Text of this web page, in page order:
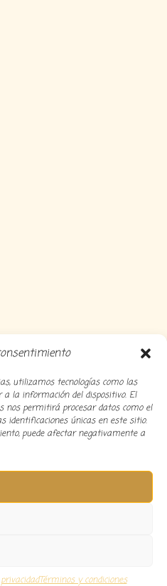
utilizamos tecnologías como las
a la información del dispositivo. El
nos permitirá procesar datos como el
identificaciones únicas en este sitio.
puede afectar negativamente a
Términos y condiciones
– Desarrollado por